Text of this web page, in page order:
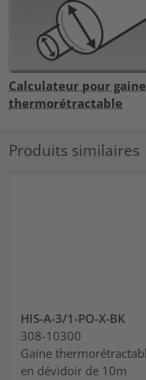
Calculateur pour gaine
thermorétractable
Produits similaires
HIS-A-3/1-PO-X-BK
308-10300
Gaine
en dévidoir de 10m